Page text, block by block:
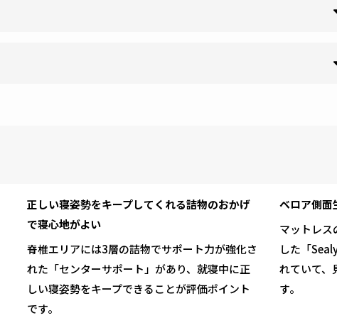
正しい寝姿勢をキープしてくれる詰物のおかげ
で寝心地がよい
脊椎エリアには3層の詰物でサポート力が強化さ
れた「センターサポート」があり、就寝中に正
しい寝姿勢をキープできることが評価ポイント
です。
ベロア側面
マットレス
した「
れていて、
す。